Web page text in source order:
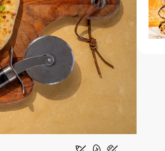
Midden-Oosters
Kooktips & blogs
Leer koken als een chef
Kooktips & blogs